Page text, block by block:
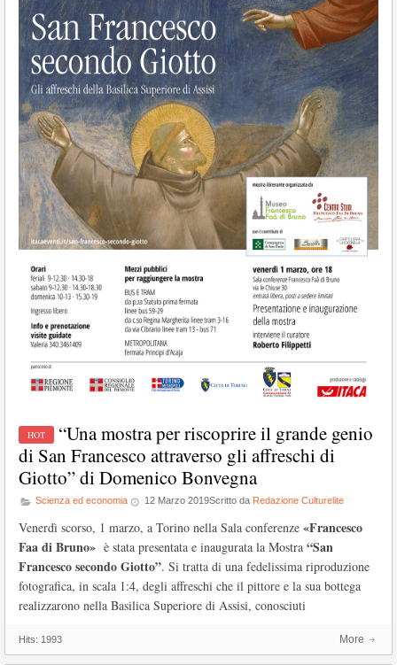
“Una mostra per riscoprire il grande genio
di San Francesco attraverso gli affreschi di
Giotto” di Domenico Bonvegna
Scienza ed economia 12 Marzo 2019Scritto da Redazione Culturelite
Venerdì scorso, 1 marzo, a Torino nella Sala conferenze «Francesco
Faa di Bruno» è stata presentata e inaugurata la Mostra “San
Francesco secondo Giotto”. Si tratta di una fedelissima riproduzione
fotografica, in scala 1:4, degli affreschi che il pittore e la sua bottega
realizzarono nella Basilica Superiore di Assisi, conosciuti
Hits: 1993 More